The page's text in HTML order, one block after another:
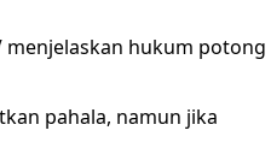
menjelaskan hukum potong
pahala, namun jika